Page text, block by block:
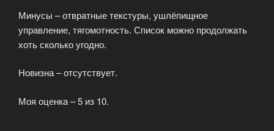
Минусы – отвратные текстуры, ушлёпищное
управление, тягомотность. Список можно продолжать
хоть сколько угодно.
Новизна – отсутствует.
Моя оценка – 5 из 10.